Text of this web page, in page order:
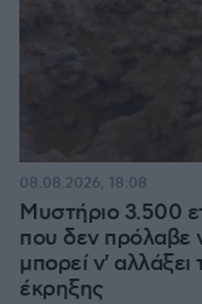
Μυστήριο 3.500
που δεν πρόλαβε
μπορεί ν'
έκρηξης
08.08.2026, 18:08